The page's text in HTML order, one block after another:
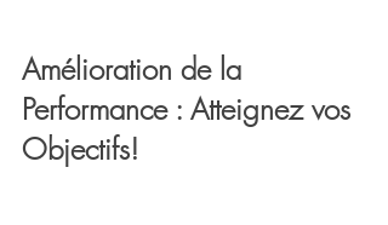
Amélioration de la
Performance : Atteignez vos
Objectifs!